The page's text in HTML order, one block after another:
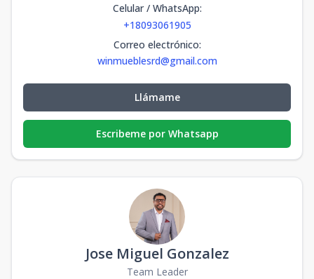
Celular / WhatsApp:
+18093061905
Correo electrónico:
winmueblesrd@gmail.com
Llámame
Escribeme por Whatsapp
Jose Miguel Gonzalez
Team Leader